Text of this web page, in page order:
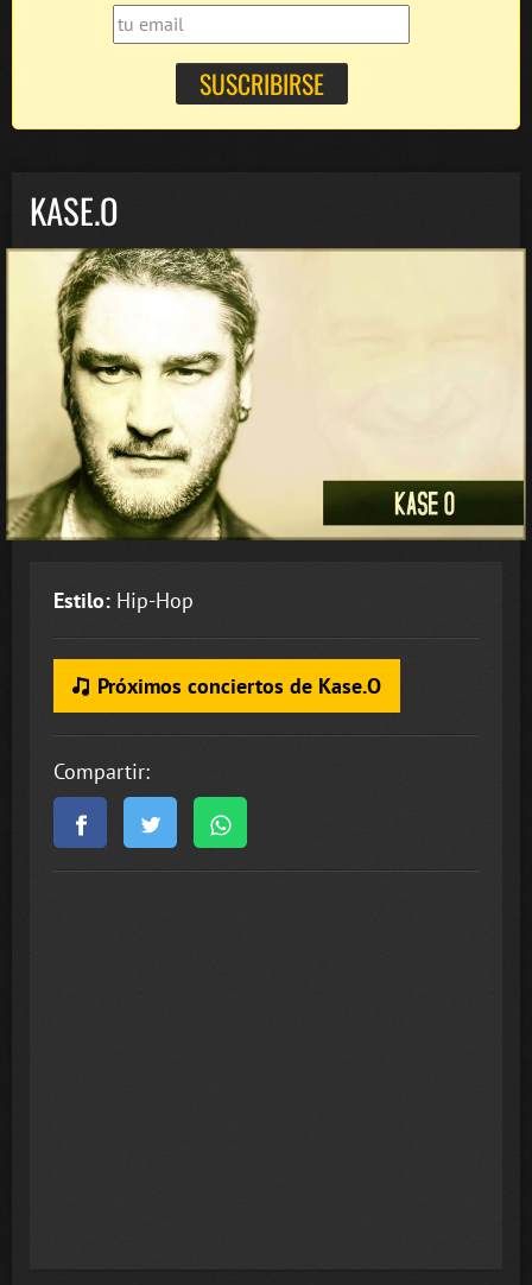
KASE.O
Estilo: Hip-Hop
Próximos conciertos de Kase.O
Compartir: